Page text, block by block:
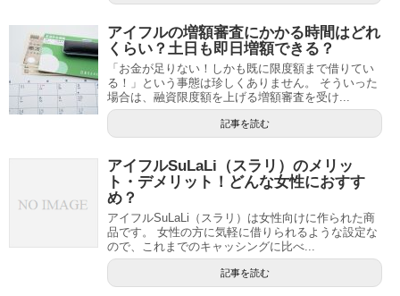
アイフルの増額審査にかかる時間はどれ
くらい？土日も即日増額できる？
「お金が足りない！しかも既に限度額まで借りてい
る！」という事態は珍しくありません。 そういった
場合は、融資限度額を上げる増額審査を受け...
記事を読む
アイフルSuLaLi（スラリ）のメリッ
ト・デメリット！どんな女性におすす
め？
アイフルSuLaLi（スラリ）は女性向けに作られた商
品です。 女性の方に気軽に借りられるような設定な
ので、これまでのキャッシングに比べ...
記事を読む